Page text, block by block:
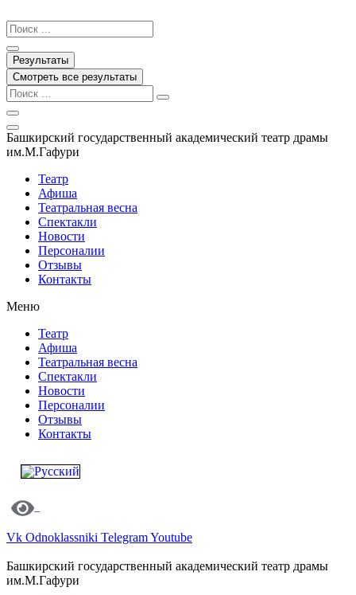
к
содержимому
Search
...
Результаты
Смотреть все результаты
Башкирский государственный академический театр драмы
им.М.Гафури
Театр
Афиша
Театральная весна
Спектакли
Новости
Персоналии
Отзывы
Контакты
Меню
Театр
Афиша
Театральная весна
Спектакли
Новости
Персоналии
Отзывы
Контакты
Vk Odnoklassniki TelegramYoutube
Башкирский государственный академический театр драмы
им.М.Гафури